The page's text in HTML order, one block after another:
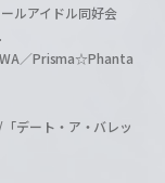
ルアイドル同好会
／Prisma☆Phanta
デート・ア・バレッ